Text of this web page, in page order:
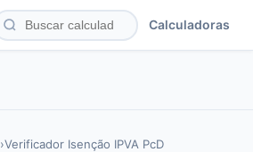
Calculadoras
›Verificador Isenção IPVA PcD